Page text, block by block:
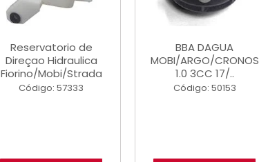
Reservatorio de
Direçao Hidraulica
Fiorino/Mobi/Strada
Código: 57333
BBA DAGUA
MOBI/ARGO/CRONOS
1.0 3CC 17/..
Código: 50153